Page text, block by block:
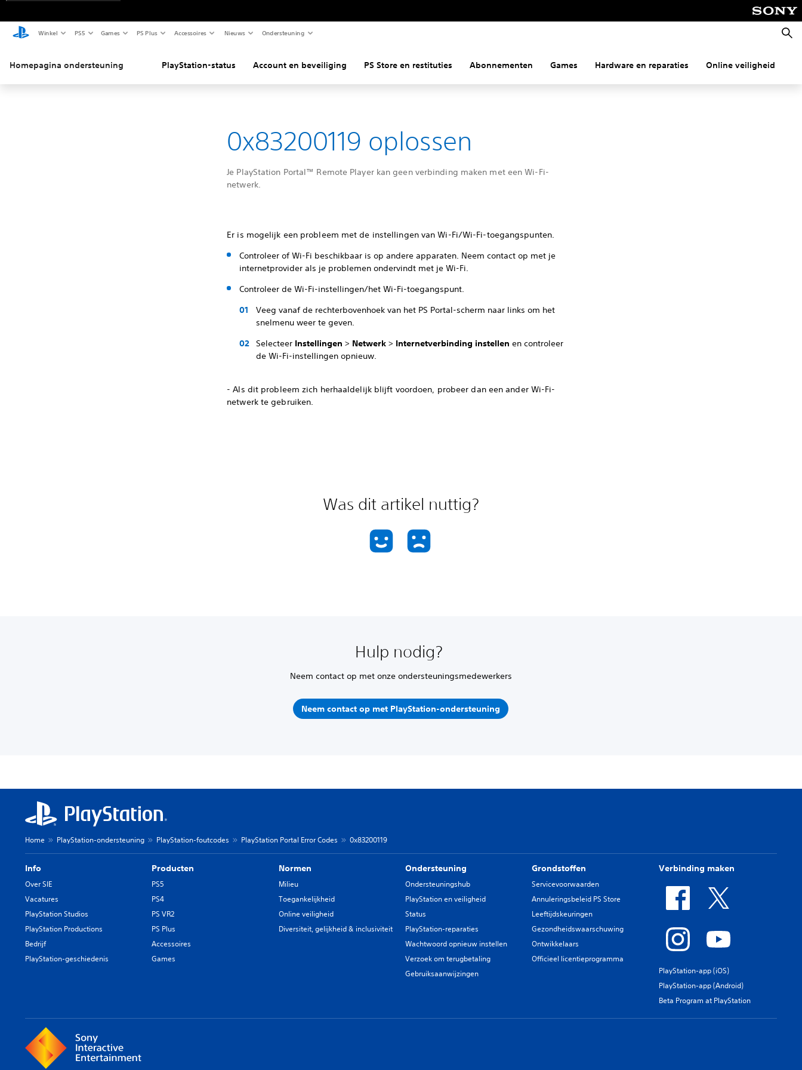
Winkel PS5 Games PS Plus Accessoires Nieuws Ondersteuning
Homepagina ondersteuning PlayStation-status Account en beveiliging PS Store en restituties Abonnementen Games Hardware en reparaties Online veiligheid
0x83200119 oplossen
Je PlayStation Portal™ Remote Player kan geen verbinding maken met een Wi-Fi-
netwerk.
Er is mogelijk een probleem met de instellingen van Wi-Fi/Wi-Fi-toegangspunten.
Controleer of Wi-Fi beschikbaar is op andere apparaten. Neem contact op met je
internetprovider als je problemen ondervindt met je Wi-Fi.
Controleer de Wi-Fi-instellingen/het Wi-Fi-toegangspunt.
Veeg vanaf de rechterbovenhoek van het PS Portal-scherm naar links om het
snelmenu weer te geven.
Selecteer Instellingen > Netwerk > Internetverbinding instellen en controleer
de Wi-Fi-instellingen opnieuw.
- Als dit probleem zich herhaaldelijk blijft voordoen, probeer dan een ander Wi-Fi-
netwerk te gebruiken.
Was dit artikel nuttig?
Hulp nodig?
Neem contact op met onze ondersteuningsmedewerkers
Neem contact op met PlayStation-ondersteuning
Home PlayStation-ondersteuning PlayStation-foutcodes PlayStation Portal Error Codes 0x83200119
Info
Over SIE
Vacatures
PlayStation Studios
PlayStation Productions
Bedrijf
PlayStation-geschiedenis
Producten
PS5
PS4
PS VR2
PS Plus
Accessoires
Games
Normen
Milieu
Toegankelijkheid
Online veiligheid
Diversiteit, gelijkheid & inclusiviteit
Ondersteuning
Ondersteuningshub
PlayStation en veiligheid
Status
PlayStation-reparaties
Wachtwoord opnieuw instellen
Verzoek om terugbetaling
Gebruiksaanwijzingen
Grondstoffen
Servicevoorwaarden
Annuleringsbeleid PS Store
Leeftijdskeuringen
Gezondheidswaarschuwing
Ontwikkelaars
Officieel licentieprogramma
Verbinding maken
PlayStation-app (iOS)
PlayStation-app (Android)
Beta Program at PlayStation